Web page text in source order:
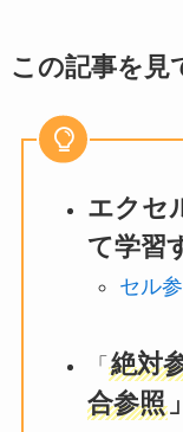
この記事を見
エクセ
て学習
セル
「 絶対
合参照